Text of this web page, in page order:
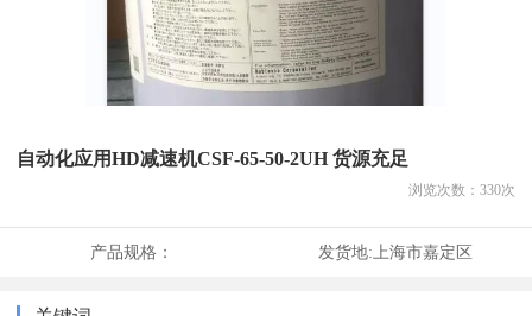
自动化应用HD减速机CSF-65-50-2UH 货源充足
浏览次数： 330次
产品规格： 发货地: 上海市嘉定区